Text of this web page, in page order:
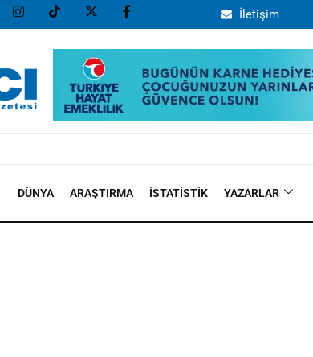
İletişim
DÜNYA ARAŞTIRMA İSTATISTIK YAZARLAR